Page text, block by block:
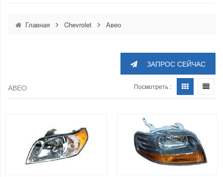
Главная Chevrolet Авео
ЗАПРОС СЕЙЧАС
АВЕО Посмотреть :